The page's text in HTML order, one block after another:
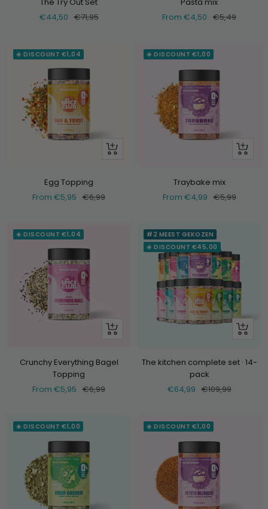
Selling
€44,50 Normal
€71,95
Selling
From €4,50 Normal
€5,49
☀️ DISCOUNT €1,04
Look
Egg Topping
Selling
From €5,95 Normal
€6,99
☀️ DISCOUNT €1,00
Look
Traybake mix
Selling
From €4,99 Normal
€5,99
☀️ DISCOUNT €1,04
Look
Crunchy Everything Bagel
Topping
Selling
From €5,95 Normal
€6,99
#2 MEEST GEKOZEN
☀️ DISCOUNT €45,00
+
The kitchen complete set · 14-
pack
Selling
€64,99 Normal
€109,99
☀️ DISCOUNT €1,00 ☀️ DISCOUNT €1,00